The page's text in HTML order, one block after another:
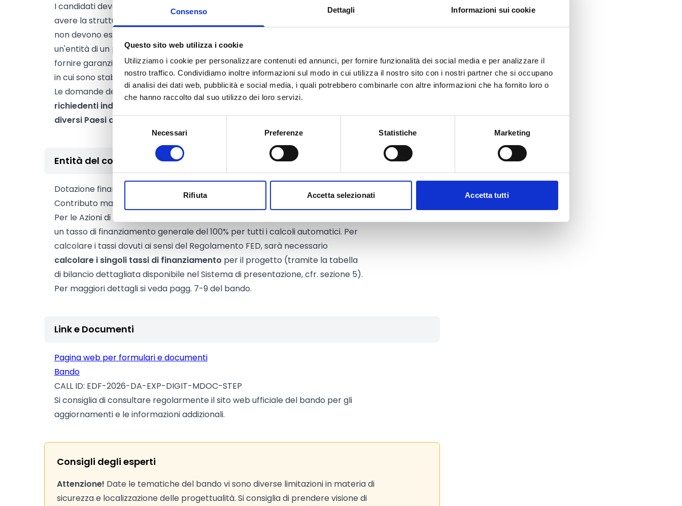
Consenso Dettagli Informazioni sui cookie
Questo sito web utilizza i cookie
Utilizziamo i cookie per personalizzare contenuti ed annunci, per fornire funzionalità dei social media e per analizzare il
nostro traffico. Condividiamo inoltre informazioni sul modo in cui utilizza il nostro sito con i nostri partner che si occupano
di analisi dei dati web, pubblicità e social media, i quali potrebbero combinarle con altre informazioni che ha fornito loro o
che hanno raccolto dal suo utilizzo dei loro servizi.
Selezione
Necessari Preferenze Statistiche Marketing
Rifiuta Accetta selezionati Accetta tutti
I candidati devono, inoltre:
avere la struttura di gestione esecutiva stabilita nei Paesi ammissibili
non devono essere soggette al controllo di un paese terzo non associato o di
un'entità di un paese terzo non associato (a meno che non siano in grado di
fornire garanzie approvate dallo Stato membro o dal paese associato al FED
in cui sono stabilite)
Le domande devono essere presentate da un partenariato di minimo 3
richiedenti indipendenti
diversi Paesi ammissibili
Entità del contributo
Dotazione finanziaria complessiva:
Contributo massimo:
Per le Azioni di sviluppo, il sistema informatico visualizzerà per motivi tecnici
un tasso di finanziamento generale del 100% per tutti i calcoli automatici. Per
calcolare i tassi dovuti ai sensi del Regolamento FED, sarà necessario
calcolare i singoli tassi di finanziamento per il progetto (tramite la tabella
di bilancio dettagliata disponibile nel Sistema di presentazione, cfr. sezione 5).
Per maggiori dettagli si veda pagg. 7-9 del bando.
Link e Documenti
Pagina web per formulari e documenti
Bando
CALL ID: EDF-2026-DA-EXP-DIGIT-MDOC-STEP
Si consiglia di consultare regolarmente il sito web ufficiale del bando per gli
aggiornamenti e le informazioni addizionali.
Consigli degli esperti
Attenzione! Date le tematiche del bando vi sono diverse limitazioni in materia di
sicurezza e localizzazione delle progettualità. Si consiglia di prendere visione di